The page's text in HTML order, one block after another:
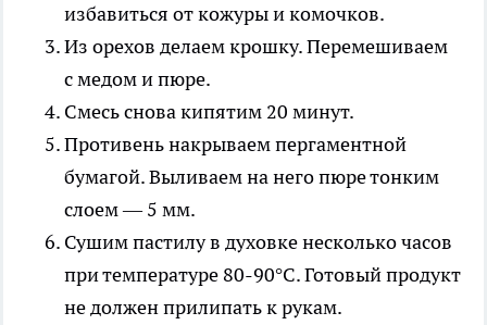
избавиться от кожуры и комочков.
Из орехов делаем крошку. Перемешиваем
с медом и пюре.
Смесь снова кипятим 20 минут.
Противень накрываем пергаментной
бумагой. Выливаем на него пюре тонким
слоем — 5 мм.
Сушим пастилу в духовке несколько часов
при температуре 80-90°C. Готовый продукт
не должен прилипать к рукам.